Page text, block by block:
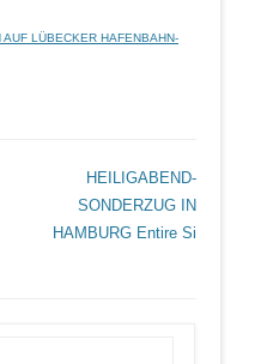
LÜBECKER HAFENBAHN-
HEILIGABEND-
SONDERZUG IN
HAMBURG Entire Si